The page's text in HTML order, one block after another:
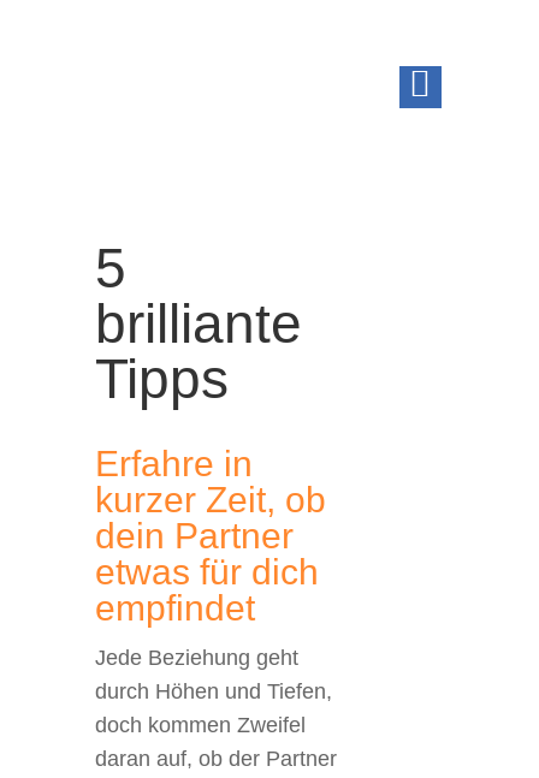
5
brilliante
Tipps
Erfahre in
kurzer Zeit, ob
dein Partner
etwas für dich
empfindet
Jede Beziehung geht
durch Höhen und Tiefen,
doch kommen Zweifel
daran auf, ob der Partner